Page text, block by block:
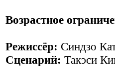
Возрастное
Режиссёр: Синдзо
Сценарий: Такэси